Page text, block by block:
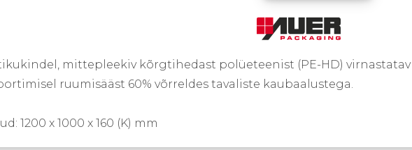
mittepleekiv kõrgtihedast polüeteenist (PE-HD) virnastatav
ruumisääst 60% võrreldes tavaliste kaubaalustega.
1200 x 1000 x 160 (K) mm